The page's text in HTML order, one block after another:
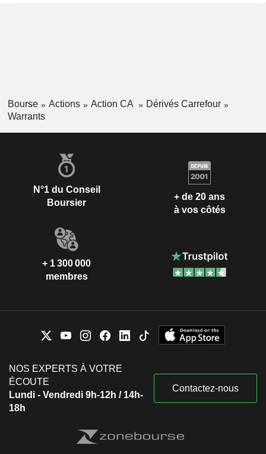
Bourse Actions Action CA
Dérivés Carrefour
Warrants
N°1 du Conseil
Boursier
+ de 20 ans
à vos côtés
+ 1 300 000
membres
NOS EXPERTS À VOTRE
ÉCOUTE
Lundi - Vendredi 9h-12h / 14h-
18h
Contactez-nous